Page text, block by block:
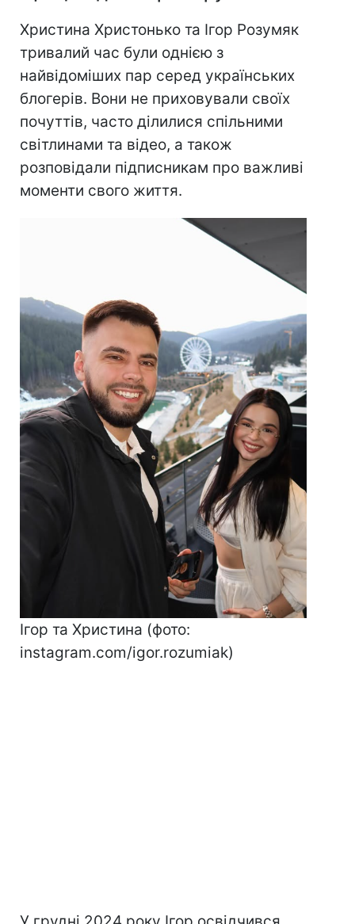
Христина Христонько та Ігор Розумяк
тривалий час були однією з
найвідоміших пар серед українських
блогерів. Вони не приховували своїх
почуттів, часто ділилися спільними
світлинами та відео, а також
розповідали підписникам про важливі
моменти свого життя.
Ігор та Христина (фото:
instagram.com/igor.rozumiak)